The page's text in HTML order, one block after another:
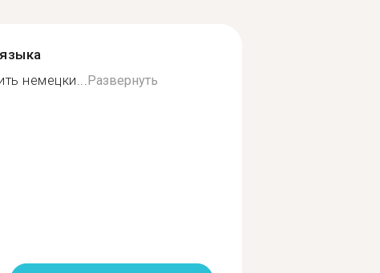
немецки... Развернуть